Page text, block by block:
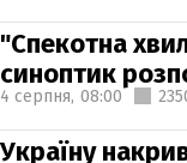
"Спекотна
синоптик
4 серпня, 08:00
Україну